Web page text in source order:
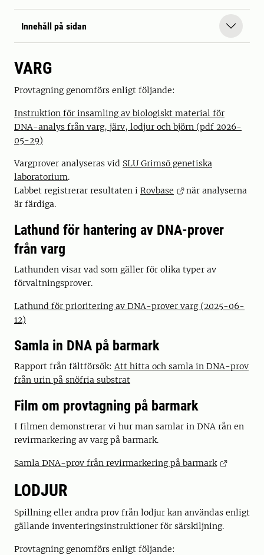
Innehåll på sidan
VARG
Provtagning genomförs enligt följande:
Instruktion för insamling av biologiskt material för
DNA-analys från varg, järv, lodjur och björn (pdf 2026-
05-29)
Vargprover analyseras vid SLU Grimsö genetiska
laboratorium.
Labbet registrerar resultaten i Rovbase
när analyserna
är färdiga.
Lathund för hantering av DNA-prover
från varg
Lathunden visar vad som gäller för olika typer av
förvaltningsprover.
Lathund för prioritering av DNA-prover varg (2025-06-
12)
Samla in DNA på barmark
Rapport från fältförsök:Att hitta och samla in DNA-prov
från urin på snöfria substrat
Film om provtagning på barmark
I filmen demonstrerar vi hur man samlar in DNA rån en
revirmarkering av varg på barmark.
Samla DNA-prov från revirmarkering på barmark
LODJUR
Spillning eller andra prov från lodjur kan användas enligt
gällande inventeringsinstruktioner för särskiljning.
Provtagning genomförs enligt följande: